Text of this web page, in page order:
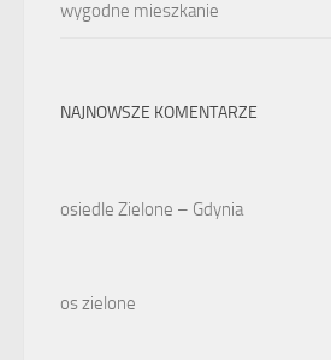
wygodne mieszkanie
NAJNOWSZE KOMENTARZE
osiedle Zielone – Gdynia
os zielone